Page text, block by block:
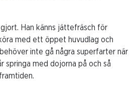
Han känns jättefräsch för
med ett öppet huvudlag och
inte gå några superfarter när
springa med dojorna på och så